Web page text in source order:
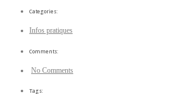
Categories:
Infos pratiques
Comments:
No Comments
Tags: